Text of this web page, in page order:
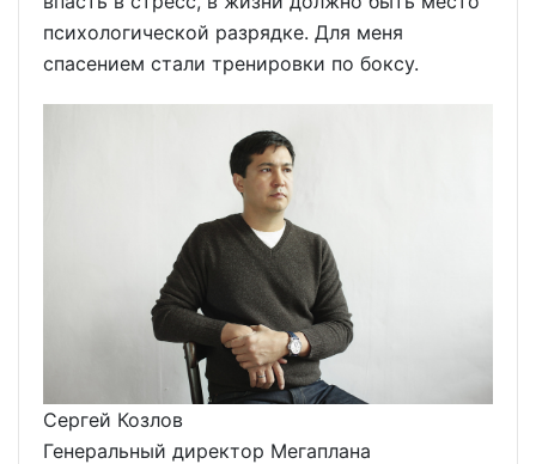
психологической разрядке. Для меня
спасением стали тренировки по боксу.
Сергей Козлов
Генеральный директор Мегаплана